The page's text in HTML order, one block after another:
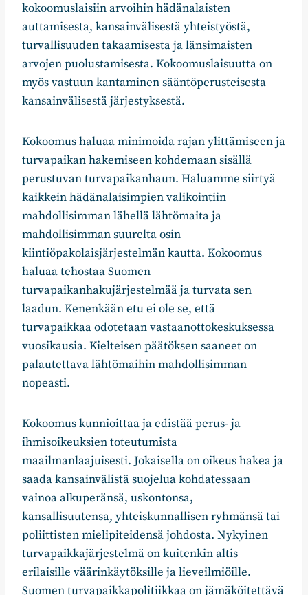
kokoomuslaisiin arvoihin hädänalaisten
auttamisesta, kansainvälisestä yhteistyöstä,
turvallisuuden takaamisesta ja länsimaisten
arvojen puolustamisesta. Kokoomuslaisuutta on
myös vastuun kantaminen sääntöperusteisesta
kansainvälisestä järjestyksestä.
Kokoomus haluaa minimoida rajan ylittämiseen ja
turvapaikan hakemiseen kohdemaan sisällä
perustuvan turvapaikanhaun. Haluamme siirtyä
kaikkein hädänalaisimpien valikointiin
mahdollisimman lähellä lähtömaita ja
mahdollisimman suurelta osin
kiintiöpakolaisjärjestelmän kautta. Kokoomus
haluaa tehostaa Suomen
turvapaikanhakujärjestelmää ja turvata sen
laadun. Kenenkään etu ei ole se, että
turvapaikkaa odotetaan vastaanottokeskuksessa
vuosikausia. Kielteisen päätöksen saaneet on
palautettava lähtömaihin mahdollisimman
nopeasti.
Kokoomus kunnioittaa ja edistää perus- ja
ihmisoikeuksien toteutumista
maailmanlaajuisesti. Jokaisella on oikeus hakea ja
saada kansainvälistä suojelua kohdatessaan
vainoa alkuperänsä, uskontonsa,
kansallisuutensa, yhteiskunnallisen ryhmänsä tai
poliittisten mielipiteidensä johdosta. Nykyinen
turvapaikkajärjestelmä on kuitenkin altis
erilaisille väärinkäytöksille ja lieveilmiöille.
Suomen turvapaikkapolitiikkaa on jämäköitettävä